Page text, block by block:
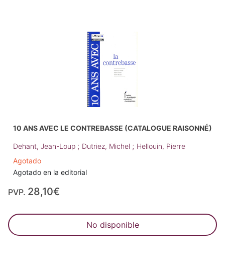
10 ANS AVEC LE CONTREBASSE (CATALOGUE RAISONNÉ)
Dehant, Jean-Loup ; Dutriez, Michel ; Hellouin, Pierre
Agotado
Agotado en la editorial
PVP. 28,10€
No disponible